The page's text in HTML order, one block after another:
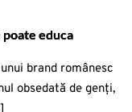
educa
brand românesc
obsedată de genți,